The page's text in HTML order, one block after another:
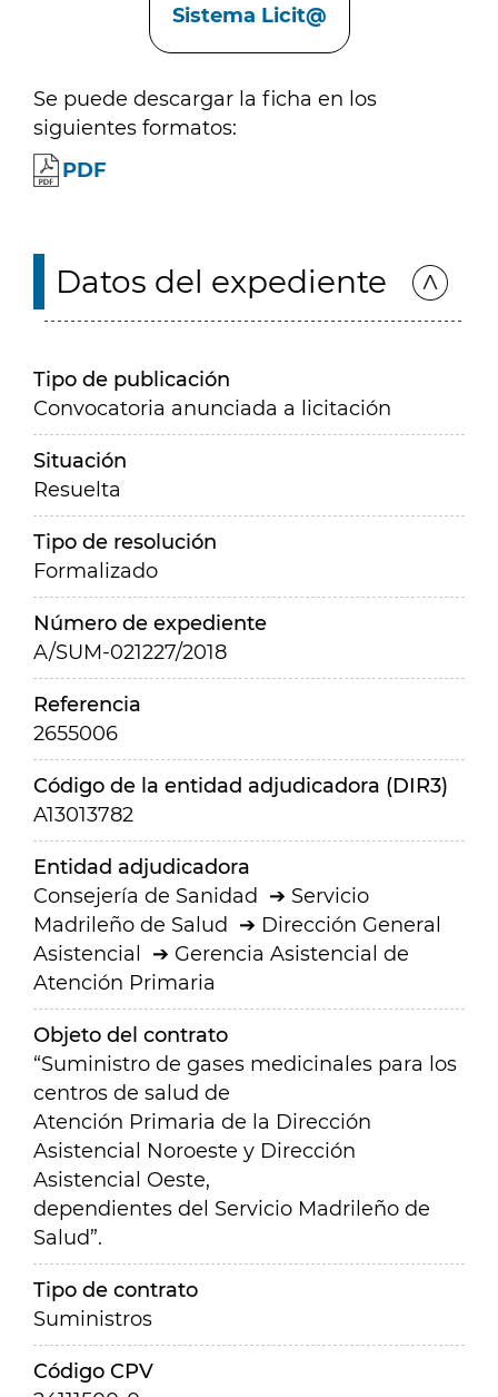
Sistema Licit@
Se puede descargar la ficha en los
siguientes formatos:
PDF
Datos del expediente
Tipo de publicación
Convocatoria anunciada a licitación
Situación
Resuelta
Tipo de resolución
Formalizado
Número de expediente
A/SUM-021227/2018
Referencia
2655006
Código de la entidad adjudicadora (DIR3)
A13013782
Entidad adjudicadora
Consejería de Sanidad
Servicio
Madrileño de Salud
Dirección General
Asistencial
Gerencia Asistencial de
Atención Primaria
Objeto del contrato
“Suministro de gases medicinales para los
centros de salud de
Atención Primaria de la Dirección
Asistencial Noroeste y Dirección
Asistencial Oeste,
dependientes del Servicio Madrileño de
Salud”.
Tipo de contrato
Suministros
Código CPV